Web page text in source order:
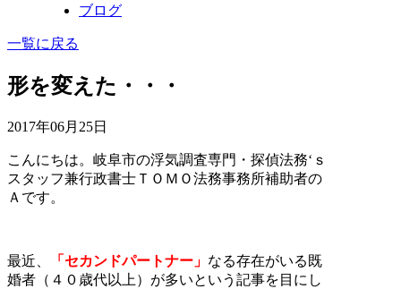
ブログ
一覧に戻る
形を変えた・・・
2017年06月25日
こんにちは。岐阜市の浮気調査専門・探偵法務‘ｓ
スタッフ兼行政書士ＴＯＭＯ法務事務所補助者の
Ａです。
最近、 「セカンドパートナー」 なる存在がいる既
婚者（４０歳代以上）が多いという記事を目にし